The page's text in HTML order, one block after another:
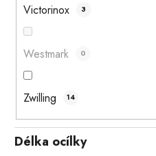
Victorinox 3
Westmark 0
Zwilling 14
Délka ocílky